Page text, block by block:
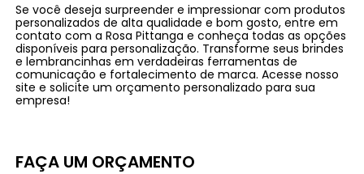
Se você deseja surpreender e impressionar com produtos
personalizados de alta qualidade e bom gosto, entre em
contato com a Rosa Pittanga e conheça todas as opções
disponíveis para personalização. Transforme seus brindes
e lembrancinhas em verdadeiras ferramentas de
comunicação e fortalecimento de marca. Acesse nosso
site e solicite um orçamento personalizado para sua
empresa!
FAÇA UM ORÇAMENTO